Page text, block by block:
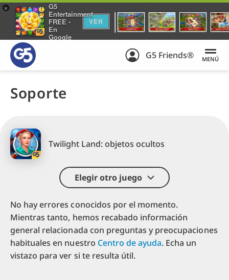
G5
Entertainment
FREE -
En
Google
VER
+
G5 Friends® MENÚ
Soporte
Twilight Land: objetos ocultos
Elegir otro juego
No hay errores conocidos por el momento.
Mientras tanto, hemos recabado información
general relacionada con preguntas y preocupaciones
habituales en nuestro Centro de ayuda. Echa un
vistazo para ver si te resulta útil.